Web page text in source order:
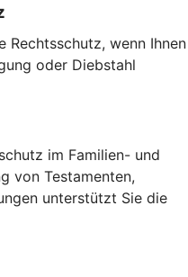
Rechtsschutz, wenn Ihnen
oder Diebstahl
im Familien- und
von Testamenten,
unterstützt Sie die